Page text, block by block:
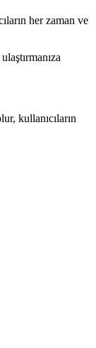
her zaman ve
kullanıcıların